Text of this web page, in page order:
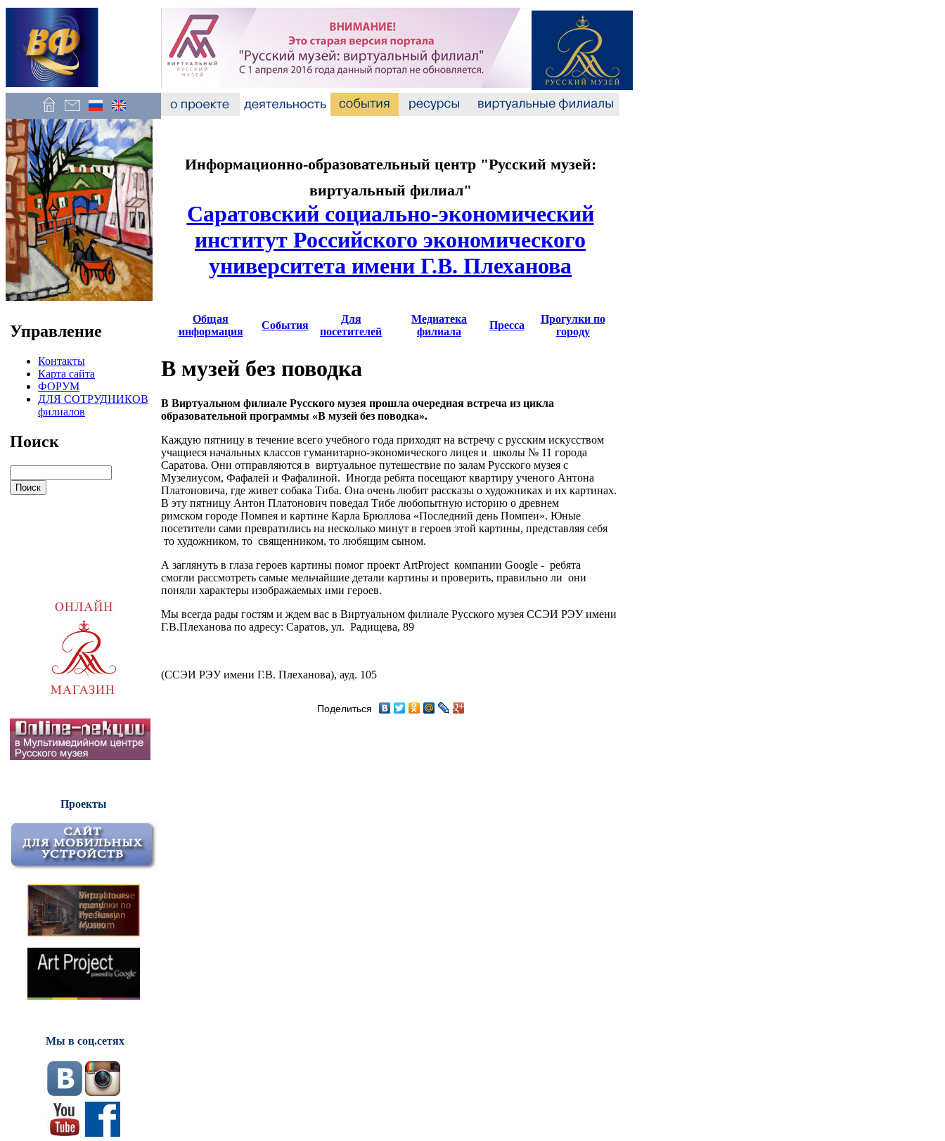
Управление
Контакты
Карта сайта
ФОРУМ
ДЛЯ СОТРУДНИКОВ
филиалов
Поиск
Проекты
Мы в соц.сетях
Информационно-образовательный центр "Русский музей:
виртуальный филиал"
Саратовский социально-экономический
институт Российского экономического
университета имени Г.В. Плеханова
Общая
информация
События
Для
посетителей
Медиатека
филиала
Пресса
Прогулки по
городу
В музей без поводка
В Виртуальном филиале Русского музея прошла очередная встреча из цикла
образовательной программы «В музей без поводка».
Каждую пятницу в течение всего учебного года приходят на встречу с русским искусством
учащиеся начальных классов гуманитарно-экономического лицея и школы № 11 города
Саратова. Они отправляются в виртуальное путешествие по залам Русского музея с
Музелиусом, Фафалей и Фафалиной. Иногда ребята посещают квартиру ученого Антона
Платоновича, где живет собака Тиба. Она очень любит рассказы о художниках и их картинах.
В эту пятницу Антон Платонович поведал Тибе любопытную историю о древнем
римском городе Помпея и картине Карла Брюллова «Последний день Помпеи». Юные
посетители сами превратились на несколько минут в героев этой картины, представляя себя
то художником, то священником, то любящим сыном.
А заглянуть в глаза героев картины помог проект ArtProject компании Google - ребята
смогли рассмотреть самые мельчайшие детали картины и проверить, правильно ли они
поняли характеры изображаемых ими героев.
Мы всегда рады гостям и ждем вас в Виртуальном филиале Русского музея ССЭИ РЭУ имени
Г.В.Плеханова по адресу: Саратов, ул. Радищева, 89
(ССЭИ РЭУ имени Г.В. Плеханова), ауд. 105
Поделиться